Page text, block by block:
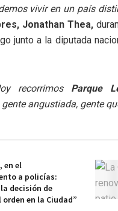
vivir en un país
Jonathan Thea,
junto a la diputada
recorrimosParque
angustiada, gente
en el
a policías:
decisión de
orden en la Ciudad”